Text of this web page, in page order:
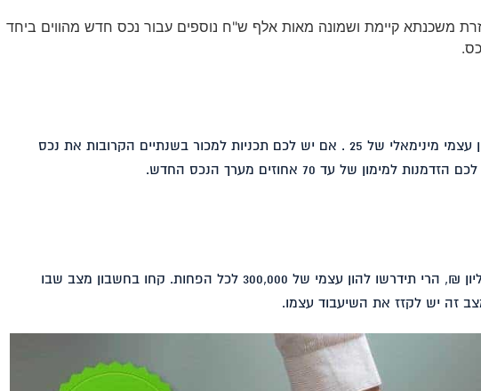
משכנתא קיימת ושמונה מאות אלף ש"ח נוספים עבור נכס חדש מהווים ביחד
דירה ראשונה נדרשת להון עצמי מינימאלי של 25 . אם יש לכם תכניות למכור בשנתיים הקרובות את נכס
של עד 70 אחוזים מערך הנכס החדש.
אם הנכס החדש שווה מיליון ₪, הרי תידרשו להון עצמי של 300,000 לכל הפחות. קחו בחשבון מצב שבו
זה יש לקזז את השיעבוד עצמו.